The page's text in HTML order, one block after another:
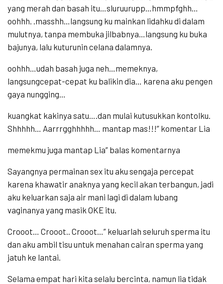
yang merah dan basah itu…sluruurupp…hmmpfghh…
oohhh. .masshh…langsung ku mainkan lidahku di dalam
mulutnya, tanpa membuka jilbabnya…langsung ku buka
bajunya, lalu kuturunin celana dalamnya.
oohhh…udah basah juga neh…memeknya,
langsungcepat-cepat ku balikin dia… karena aku pengen
gaya nungging…
kuangkat kakinya satu….dan mulai kutusukkan kontolku.
Shhhhh… Aarrrgghhhhh… mantap mas!!!” komentar Lia
memekmu juga mantap Lia” balas komentarnya
Sayangnya permainan sex itu aku sengaja percepat
karena khawatir anaknya yang kecil akan terbangun, jadi
aku keluarkan saja air mani lagi di dalam lubang
vaginanya yang masik OKE itu.
Crooot… Crooot.. Crooot…” keluarlah seluruh sperma itu
dan aku ambil tisu untuk menahan cairan sperma yang
jatuh ke lantai.
Selama empat hari kita selalu bercinta, namun lia tidak